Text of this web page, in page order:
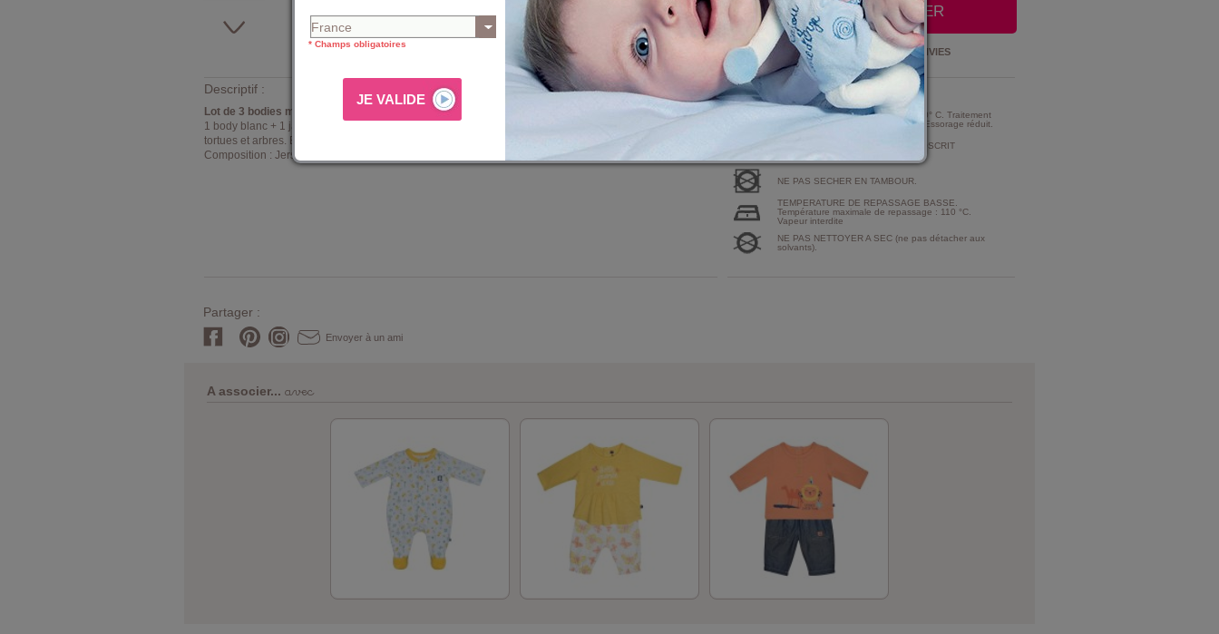
AJOUTER AU PANIER
LISTE D'ENVIES
Descriptif :
Lot de 3 bodies manches longues bébé fille Grady Sucre d'Orge
, assortiment coloris jaune / blanc :
1 body blanc + 1 jaune avec illustrations poitrine, 1 blanc imprimé à dominante jaune et vert, tigres
tortues et arbres. Encolure américaine et boutons pression entrejambe facilitent l'habillage.
Composition : Jersey 100% coton. Existe du 3 mois au 24 mois.
Composition et Entretien :
PROGRAMME TRES MODERE A 30° C. Traitement
mécanique d'intensité très réduite. Essorage réduit.
TRAITEMENT DE CHLORAGE PROSCRIT
NE PAS SECHER EN TAMBOUR.
TEMPERATURE DE REPASSAGE BASSE.
Température maximale de repassage : 110 °C.
Vapeur interdite
NE PAS NETTOYER A SEC (ne pas détacher aux
solvants).
Partager :
Envoyer à un ami
A associer...
* Champs obligatoires